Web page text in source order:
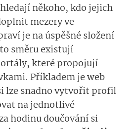
někoho, kdo jejich
mezery ve
je na úspěšné složení
směru existují
které propojují
Příkladem je web
lze snadno vytvořit profil
na jednotlivé
hodinu doučování si